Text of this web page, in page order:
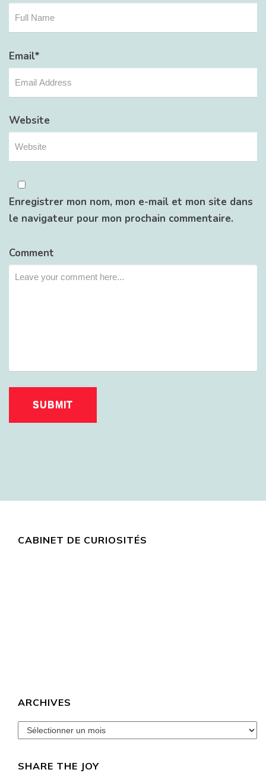
Email*
Website
Enregistrer mon nom, mon e-mail et mon site dans
le navigateur pour mon prochain commentaire.
Comment
CABINET DE CURIOSITÉS
ARCHIVES
archives
SHARE THE JOY